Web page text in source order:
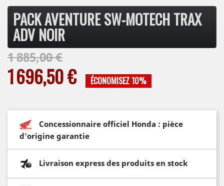
PACK AVENTURE SW-MOTECH TRAX
ADV NOIR
1 885,00 €
1 696,50 € ÉCONOMISEZ 10%
Concessionnaire officiel Honda : pièce
d'origine garantie
Livraison express des produits en stock